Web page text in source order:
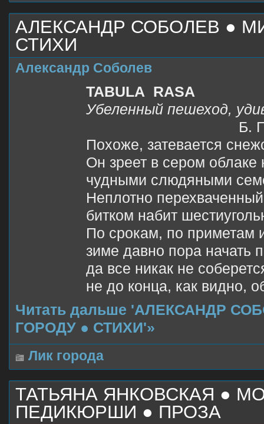
АЛЕКСАНДР СОБОЛЕВ ●
СТИХИ
Александр Соболев
TABULA RASA
Убеленный пешеход,
Б.
Похоже, затевается
Он зреет в сером облаке
чудными слюдяными
Неплотно
битком набит
По срокам, по приметам
зиме давно пора начать
да все никак не
не до конца, как видно,
Читать дальше 'АЛЕКСАНДР
ГОРОДУ ● СТИХИ'»
Лик города
ТАТЬЯНА ЯНКОВСКАЯ ●
ПЕДИКЮРШИ ● ПРОЗА